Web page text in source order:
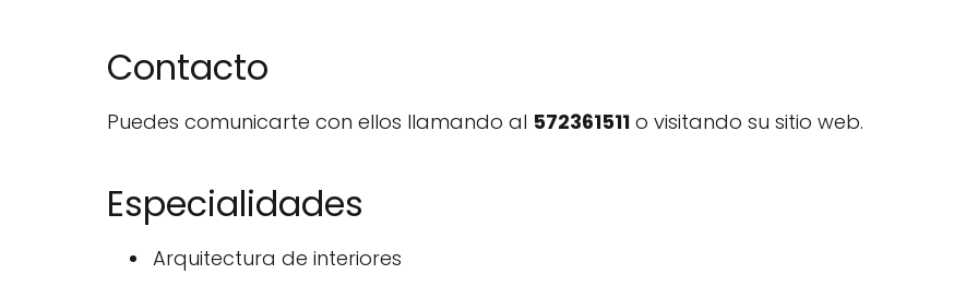
Contacto
Puedes comunicarte con ellos llamando al 572361511 o visitando su sitio web.
Especialidades
Arquitectura de interiores